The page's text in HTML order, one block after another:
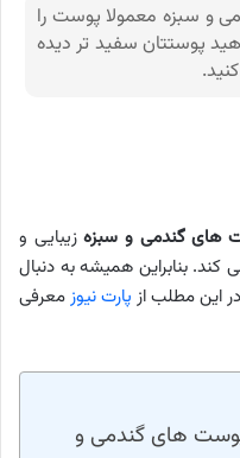
و سبزه معمولا پوست را
پوستتان سفید تر دیده
های گندمی و سبزهزیبایی و
بنابراین همیشه به دنبال
این مطلب از پارت نیوز معرفی
های گندمی و